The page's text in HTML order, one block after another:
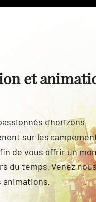
et
d'horizons
sur les
de vous offrir un
du temps. Venez
animations.